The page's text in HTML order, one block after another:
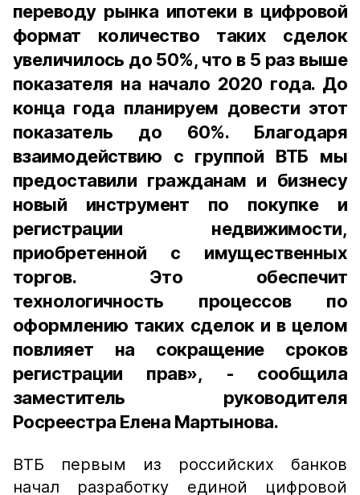
переводу рынка ипотеки в цифровой
формат количество таких сделок
увеличилось до 50%, что в 5 раз выше
показателя на начало 2020 года. До
конца года планируем довести этот
показатель до 60%. Благодаря
взаимодействию с группой ВТБ мы
предоставили гражданам и бизнесу
новый инструмент по покупке и
регистрации недвижимости,
приобретенной с имущественных
торгов. Это обеспечит
технологичность процессов по
оформлению таких сделок и в целом
повлияет на сокращение сроков
регистрации прав», - сообщила
заместитель руководителя
Росреестра Елена Мартынова.
ВТБ первым из российских банков
начал разработку единой цифровой